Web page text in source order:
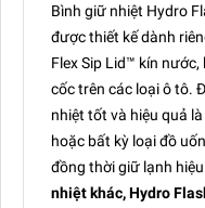
Bình giữ nhiệt Hydro
được thiết kế dành
Flex Sip Lid™ kín
cốc trên các loại ô tô.
nhiệt tốt và hiệu quả
hoặc bất kỳ loại đồ
đồng thời giữ lạnh
nhiệt khác, Hydro